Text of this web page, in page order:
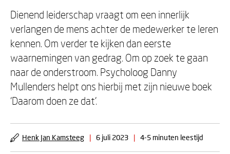
Dienend leiderschap vraagt om een innerlijk
verlangen de mens achter de medewerker te leren
kennen. Om verder te kijken dan eerste
waarnemingen van gedrag. Om op zoek te gaan
naar de onderstroom. Psycholoog Danny
Mullenders helpt ons hierbij met zijn nieuwe boek
‘Daarom doen ze dat’.
Henk Jan Kamsteeg | 6 juli 2023 | 4-5 minuten leestijd